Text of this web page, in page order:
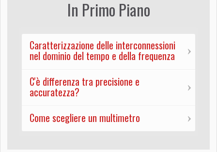
In Primo Piano
Caratterizzazione delle interconnessioni
nel dominio del tempo e della frequenza
C'è differenza tra precisione e
accuratezza?
Come scegliere un multimetro